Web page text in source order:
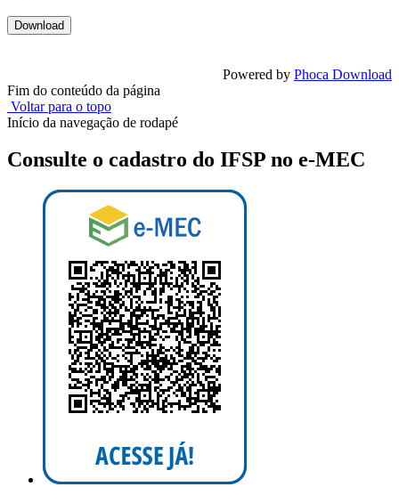
Powered by Phoca Download
Fim do conteúdo da página
Voltar para o topo
Início da navegação de rodapé
Consulte o cadastro do IFSP no e-MEC